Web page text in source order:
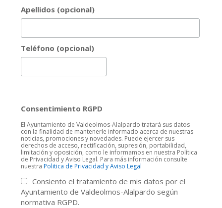
Apellidos (opcional)
Teléfono (opcional)
Consentimiento RGPD
El Ayuntamiento de Valdeolmos-Alalpardo tratará sus datos
con la finalidad de mantenerle informado acerca de nuestras
noticias, promociones y novedades. Puede ejercer sus
derechos de acceso, rectificación, supresión, portabilidad,
limitación y oposición, como le informamos en nuestra Política
de Privacidad y Aviso Legal. Para más información consulte
nuestra Politica de Privacidad y Aviso Legal
Consiento el tratamiento de mis datos por el
Ayuntamiento de Valdeolmos-Alalpardo según
normativa RGPD.